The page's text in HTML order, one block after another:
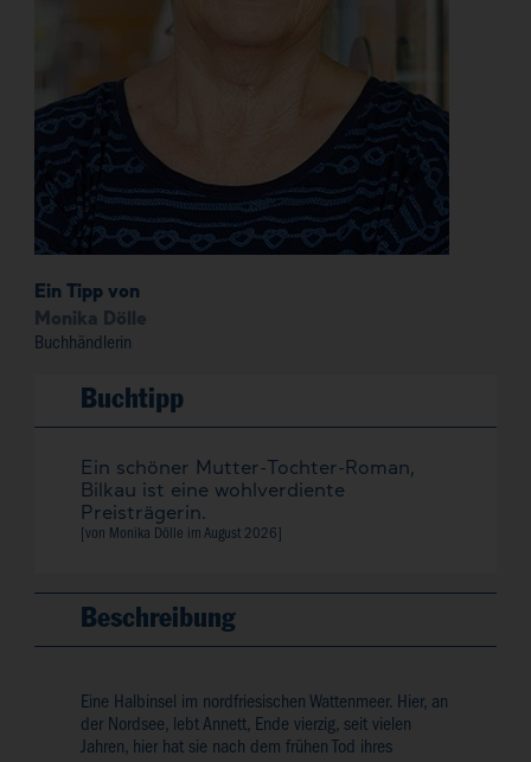
Ein Tipp von
Monika Dölle
Buchhändlerin
Buchtipp
Ein schöner Mutter-Tochter-Roman,
Bilkau ist eine wohlverdiente
Preisträgerin.
[von Monika Dölle imAugust 2026
Beschreibung
Eine Halbinsel im nordfriesischen Wattenmeer. Hier, an
der Nordsee, lebt Annett, Ende vierzig, seit vielen
Jahren, hier hat sie nach dem frühen Tod ihres